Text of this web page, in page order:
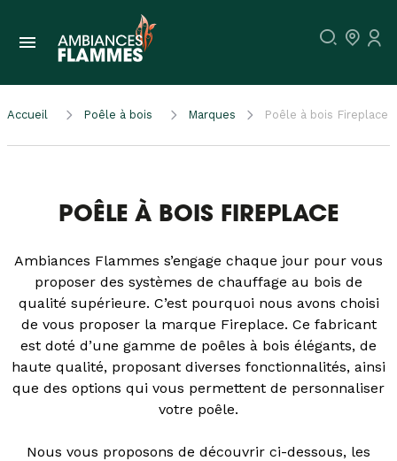
Accueil Poêle à bois Marques Poêle à bois Fireplace
POÊLE À BOIS FIREPLACE
Ambiances Flammes s’engage chaque jour pour vous
proposer des systèmes de chauffage au bois de
qualité supérieure. C’est pourquoi nous avons choisi
de vous proposer la marque Fireplace. Ce fabricant
est doté d’une gamme de poêles à bois élégants, de
haute qualité, proposant diverses fonctionnalités, ainsi
que des options qui vous permettent de personnaliser
votre poêle.
Nous vous proposons de découvrir ci-dessous, les